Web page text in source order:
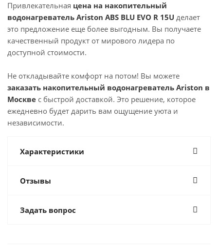
Привлекательная цена на накопительный
водонагреватель Ariston ABS BLU EVO R 15U делает
это предложение еще более выгодным. Вы получаете
качественный продукт от мирового лидера по
доступной стоимости.
Не откладывайте комфорт на потом! Вы можете
заказать накопительный водонагреватель Ariston в
Москве с быстрой доставкой. Это решение, которое
ежедневно будет дарить вам ощущение уюта и
независимости.
Характеристики
Отзывы
Задать вопрос